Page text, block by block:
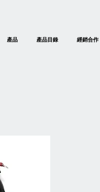
產品 產品目錄 經銷合作